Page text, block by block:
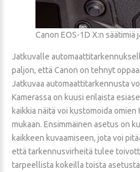
Canon EOS-1D X:n
Jatkuvalle
paljon, että Canon on tehnyt
Jatkuvaa automaattitarkennusta
Kamerassa on kuusi erilaista
kaikkia näitä voi kustomoida
mukaan. Ensimmäinen asetus on
kaikkeen kuvaamiseen, jota voi
että tarkennusvirheitä tulee
tarpeellista kokeilla toista